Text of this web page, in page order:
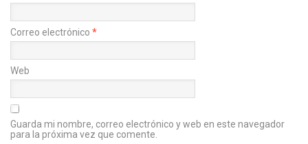
Correo electrónico *
Web
Guarda mi nombre, correo electrónico y web en este navegador
para la próxima vez que comente.